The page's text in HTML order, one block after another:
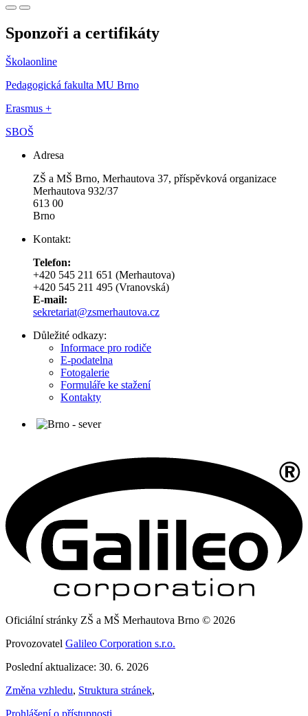
Sponzoři a certifikáty
Školaonline
Pedagogická fakulta MU Brno
Erasmus +
SBOŠ
Adresa
ZŠ a MŠ Brno, Merhautova 37, příspěvková organizace
Merhautova 932/37
613 00
Brno
Kontakt:
Telefon:
+420 545 211 651 (Merhautova)
+420 545 211 495 (Vranovská)
E-mail:
sekretariat@zsmerhautova.cz
Důležité odkazy:
Informace pro rodiče
E-podatelna
Fotogalerie
Formuláře ke stažení
Kontakty
Oficiální stránky ZŠ a MŠ Merhautova Brno © 2026
Provozovatel Galileo Corporation s.r.o.
Poslední aktualizace: 30. 6. 2026
Změna vzhledu, Struktura stránek,
Prohlášení o přístupnosti